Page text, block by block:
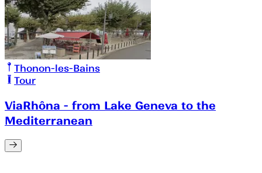
Thonon-les-Bains
Tour
ViaRhôna - from Lake Geneva to the
Mediterranean